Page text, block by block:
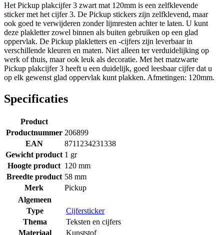
Het Pickup plakcijfer 3 zwart mat 120mm is een zelfklevende
sticker met het cijfer 3. De Pickup stickers zijn zelfklevend, maar
ook goed te verwijderen zonder lijmresten achter te laten. U kunt
deze plakletter zowel binnen als buiten gebruiken op een glad
oppervlak. De Pickup plakletters en -cijfers zijn leverbaar in
verschillende kleuren en maten. Niet alleen ter verduidelijking op
werk of thuis, maar ook leuk als decoratie. Met het matzwarte
Pickup plakcijfer 3 heeft u een duidelijk, goed leesbaar cijfer dat u
op elk gewenst glad oppervlak kunt plakken. Afmetingen: 120mm.
Specificaties
Product
Productnummer 206899
EAN
8711234231338
Gewicht product 1 gr
Hoogte product 120 mm
Breedte product 58 mm
Merk
Pickup
Algemeen
Type
Cijfersticker
Thema
Teksten en cijfers
Materiaal
Kunststof